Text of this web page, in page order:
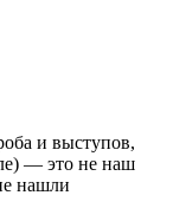
и выступов,
— это не наш
нашли